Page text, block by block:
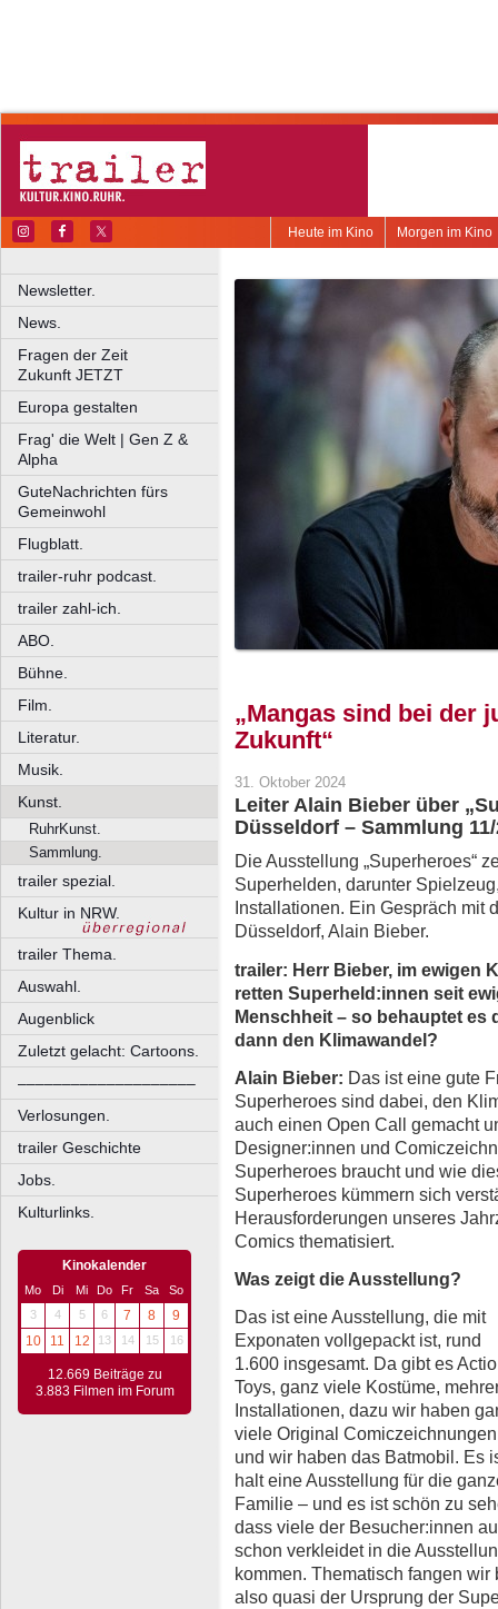
Morgen im Kino
Heute im Kino
Newsletter.
News.
Fragen der Zeit
Zukunft JETZT
Europa gestalten
Frag' die Welt | Gen Z &
Alpha
GuteNachrichten fürs
Gemeinwohl
Flugblatt.
trailer-ruhr podcast.
trailer zahl-ich.
ABO.
Bühne.
Film.
Literatur.
Musik.
Kunst.
RuhrKunst.
Sammlung.
trailer spezial.
Kultur in NRW.
trailer Thema.
Auswahl.
Augenblick
Zuletzt gelacht: Cartoons.
––––––––––––––––––––
Verlosungen.
trailer Geschichte
Jobs.
Kulturlinks.
Kinokalender
Mo Di Mi Do Fr Sa
So
3
4 5 6 7 8
9
10
11 12 13 14 15 16
12.669 Beiträge zu
3.883 Filmen im Forum
„Mangas sind bei der
Zukunft“
31. Oktober 2024
Leiter Alain Bieber über
Düsseldorf – Sammlung
Die Ausstellung „Superheroes“
Superhelden, darunter
Installationen. Ein Gespräch mit
Düsseldorf, Alain Bieber.
trailer: Herr Bieber, im ewigen
retten Superheld:innen seit
Menschheit – so behauptet es
dann den Klimawandel?
Alain Bieber: Das ist eine gute
Superheroes sind dabei, den
auch einen Open Call gemacht
Designer:innen und
Superheroes braucht und wie
Superheroes kümmern sich
Herausforderungen unseres
Comics thematisiert.
Was zeigt die Ausstellung?
Das ist eine Ausstellung, die mit
Exponaten vollgepackt ist, rund
1.600 insgesamt. Da gibt es
Toys, ganz viele Kostüme,
Installationen, dazu wir haben
viele Original Comiczeichnungen
und wir haben das Batmobil. Es
halt eine Ausstellung für die
Familie – und es ist schön zu
dass viele der Besucher:innen
schon verkleidet in die
kommen. Thematisch fangen
also quasi der Ursprung der